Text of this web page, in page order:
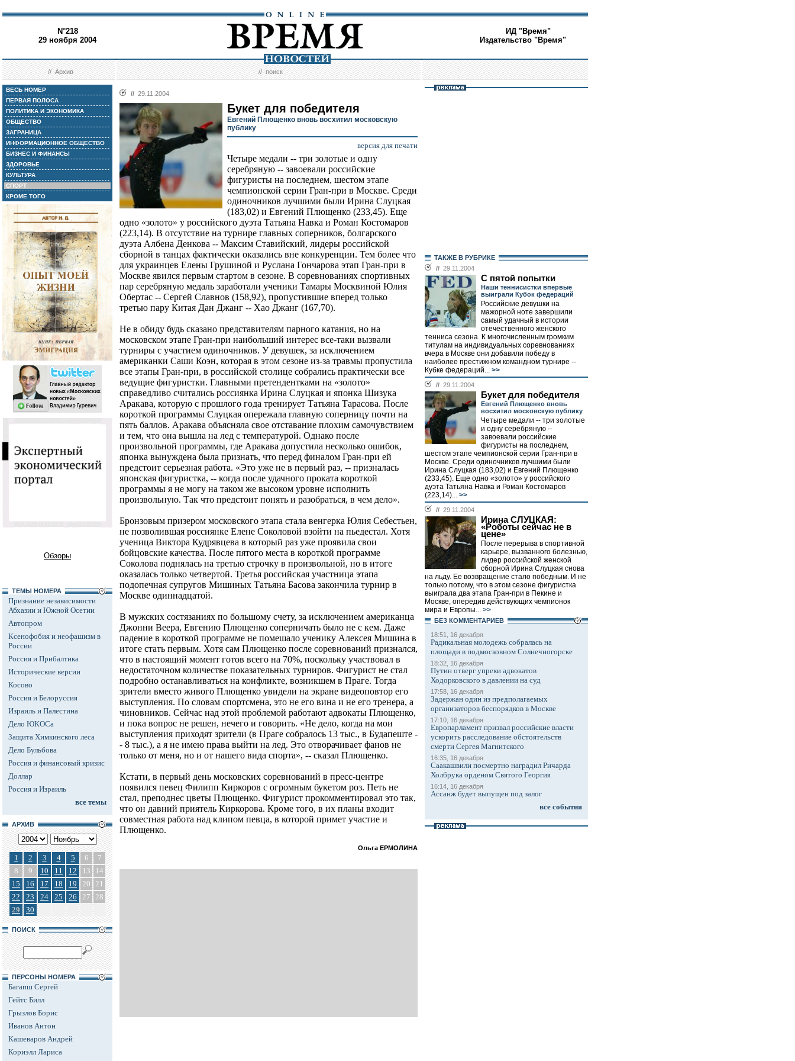
N°218
29 ноября 2004
ИД "Время"
Издательство "Время"
//Архив //поиск
ВЕСЬ НОМЕР
ПЕРВАЯ ПОЛОСА
ПОЛИТИКА И ЭКОНОМИКА
ОБЩЕСТВО
ЗАГРАНИЦА
ИНФОРМАЦИОННОЕ ОБЩЕСТВО
БИЗНЕС И ФИНАНСЫ
ЗДОРОВЬЕ
КУЛЬТУРА
СПОРТ
КРОМЕ ТОГО
Обзоры
ТЕМЫ НОМЕРА
Признание независимости
Абхазии и Южной Осетии
Автопром
Ксенофобия и неофашизм в
России
Россия и Прибалтика
Исторические версии
Косово
Россия и Белоруссия
Израиль и Палестина
Дело ЮКОСа
Защита Химкинского леса
Дело Бульбова
Россия и финансовый кризис
Доллар
Россия и Израиль
все темы
АРХИВ
1 2 3 4 5 6
7
8
9 10 11 12 13
14
15
16 17 18 19 20 21
22
23 24 25 26 27 28
29
30
ПОИСК
ПЕРСОНЫ НОМЕРА
Багапш Сергей
Гейтс Билл
Грызлов Борис
Иванов Антон
Кашеваров Андрей
Кориэлл Лариса
// 29.11.2004
Букет для победителя
Евгений Плющенко вновь восхитил московскую
публику
версия для печати
Четыре медали -- три золотые и одну
серебряную -- завоевали российские
фигуристы на последнем, шестом этапе
чемпионской серии Гран-при в Москве. Среди
одиночников лучшими были Ирина Слуцкая
(183,02) и Евгений Плющенко (233,45). Еще
одно «золото» у российского дуэта Татьяна Навка и Роман Костомаров
(223,14). В отсутствие на турнире главных соперников, болгарского
дуэта Албена Денкова -- Максим Ставийский, лидеры российской
сборной в танцах фактически оказались вне конкуренции. Тем более что
для украинцев Елены Грушиной и Руслана Гончарова этап Гран-при в
Москве явился первым стартом в сезоне. В соревнованиях спортивных
пар серебряную медаль заработали ученики Тамары Москвиной Юлия
Обертас -- Сергей Славнов (158,92), пропустившие вперед только
третью пару Китая Дан Джанг -- Хао Джанг (167,70).
Не в обиду будь сказано представителям парного катания, но на
московском этапе Гран-при наибольший интерес все-таки вызвали
турниры с участием одиночников. У девушек, за исключением
американки Саши Коэн, которая в этом сезоне из-за травмы пропустила
все этапы Гран-при, в российской столице собрались практически все
ведущие фигуристки. Главными претендентками на «золото»
справедливо считались россиянка Ирина Слуцкая и японка Шизука
Аракава, которую с прошлого года тренирует Татьяна Тарасова. После
короткой программы Слуцкая опережала главную соперницу почти на
пять баллов. Аракава объясняла свое отставание плохим самочувствием
и тем, что она вышла на лед с температурой. Однако после
произвольной программы, где Аракава допустила несколько ошибок,
японка вынуждена была признать, что перед финалом Гран-при ей
предстоит серьезная работа. «Это уже не в первый раз, -- призналась
японская фигуристка, -- когда после удачного проката короткой
программы я не могу на таком же высоком уровне исполнить
произвольную. Так что предстоит понять и разобраться, в чем дело».
Бронзовым призером московского этапа стала венгерка Юлия Себестьен,
не позволившая россиянке Елене Соколовой взойти на пьедестал. Хотя
ученица Виктора Кудрявцева в который раз уже проявила свои
бойцовские качества. После пятого места в короткой программе
Соколова поднялась на третью строчку в произвольной, но в итоге
оказалась только четвертой. Третья российская участница этапа
подопечная супругов Мишиных Татьяна Басова закончила турнир в
Москве одиннадцатой.
В мужских состязаниях по большому счету, за исключением американца
Джонни Веера, Евгению Плющенко соперничать было не с кем. Даже
падение в короткой программе не помешало ученику Алексея Мишина в
итоге стать первым. Хотя сам Плющенко после соревнований признался,
что в настоящий момент готов всего на 70%, поскольку участвовал в
недостаточном количестве показательных турниров. Фигурист не стал
подробно останавливаться на конфликте, возникшем в Праге. Тогда
зрители вместо живого Плющенко увидели на экране видеоповтор его
выступления. По словам спортсмена, это не его вина и не его тренера, а
чиновников. Сейчас над этой проблемой работают адвокаты Плющенко,
и пока вопрос не решен, нечего и говорить. «Не дело, когда на мои
выступления приходят зрители (в Праге собралось 13 тыс., в Будапеште -
- 8 тыс.), а я не имею права выйти на лед. Это отворачивает фанов не
только от меня, но и от нашего вида спорта», -- сказал Плющенко.
Кстати, в первый день московских соревнований в пресс-центре
появился певец Филипп Киркоров с огромным букетом роз. Петь не
стал, преподнес цветы Плющенко. Фигурист прокомментировал это так,
что он давний приятель Киркорова. Кроме того, в их планы входит
совместная работа над клипом певца, в которой примет участие и
Плющенко.
Ольга ЕРМОЛИНА
ТАКЖЕ В РУБРИКЕ
// 29.11.2004
С пятой попытки
Наши теннисистки впервые
выиграли Кубок федераций
Российские девушки на
мажорной ноте завершили
самый удачный в истории
отечественного женского
тенниса сезона. К многочисленным громким
титулам на индивидуальных соревнованиях
вчера в Москве они добавили победу в
наиболее престижном командном турнире --
Кубке федераций... >>
// 29.11.2004
Букет для победителя
Евгений Плющенко вновь
восхитил московскую публику
Четыре медали -- три золотые
и одну серебряную --
завоевали российские
фигуристы на последнем,
шестом этапе чемпионской серии Гран-при в
Москве. Среди одиночников лучшими были
Ирина Слуцкая (183,02) и Евгений Плющенко
(233,45). Еще одно «золото» у российского
дуэта Татьяна Навка и Роман Костомаров
(223,14)... >>
// 29.11.2004
Ирина СЛУЦКАЯ:
«Роботы сейчас не в
цене»
После перерыва в спортивной
карьере, вызванного болезнью,
лидер российской женской
сборной Ирина Слуцкая снова
на льду. Ее возвращение стало победным. И не
только потому, что в этом сезоне фигуристка
выиграла два этапа Гран-при в Пекине и
Москве, опередив действующих чемпионок
мира и Европы... >>
БЕЗ КОМMЕНТАРИЕВ
18:51, 16 декабря
Радикальная молодежь собралась на
площади в подмосковном Солнечногорске
18:32, 16 декабря
Путин отверг упреки адвокатов
Ходорковского в давлении на суд
17:58, 16 декабря
Задержан один из предполагаемых
организаторов беспорядков в Москве
17:10, 16 декабря
Европарламент призвал российские власти
ускорить расследование обстоятельств
смерти Сергея Магнитского
16:35, 16 декабря
Саакашвили посмертно наградил Ричарда
Холбрука орденом Святого Георгия
16:14, 16 декабря
Ассанж будет выпущен под залог
все события